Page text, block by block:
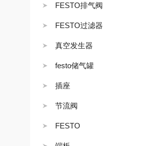
FESTO排气阀
FESTO过滤器
真空发生器
festo储气罐
插座
节流阀
FESTO